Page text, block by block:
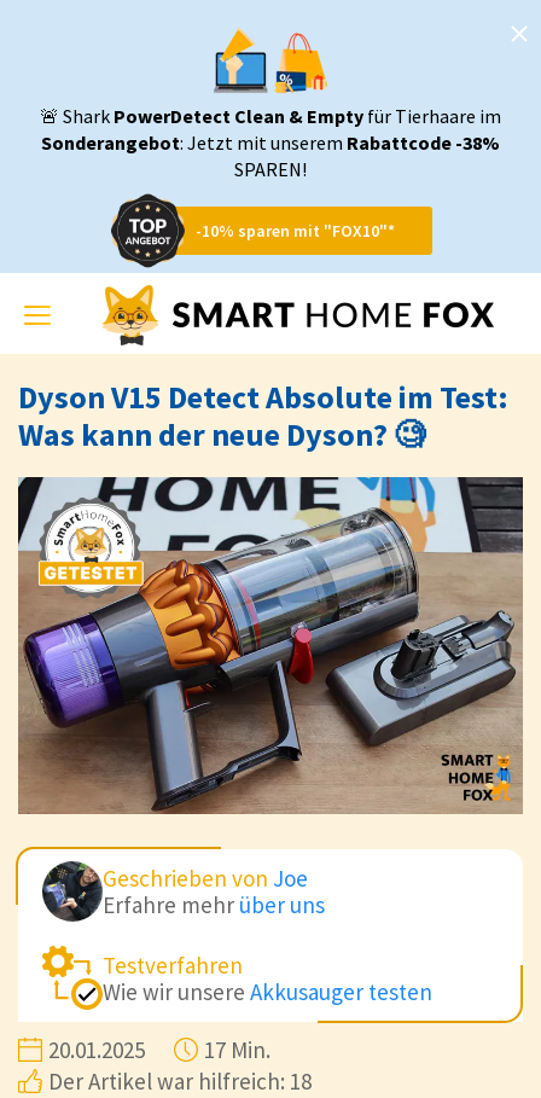
🚨 Shark PowerDetect Clean & Empty für Tierhaare im
Sonderangebot: Jetzt mit unserem Rabattcode -38%
SPAREN!
-10% sparen mit "FOX10"*
Toggle
navigation
Dyson V15 Detect Absolute im Test:
Was kann der neue Dyson? 🧐
Geschrieben von Joe
Erfahre mehr über uns
Testverfahren
Wie wir unsere Akkusauger testen
20.01.2025
17 Min.
Der Artikel war hilfreich: 18